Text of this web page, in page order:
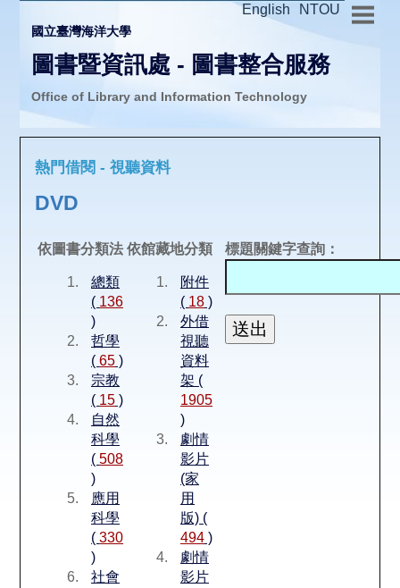
NTOU
English
國立臺灣海洋大學
圖書暨資訊處 - 圖書整合服務
Office of Library and Information Technology
推廣活動
圖書互借
線上報名
申請表單
空間借用
熱門借閱
個人借閱
熱門借閱 - 視聽資料
DVD
依圖書分類法
總類
( 136
)
哲學
( 65)
宗教
( 15)
自然
科學
( 508
)
應用
科學
( 330
)
社會
依館藏地分類
附件
( 18)
外借
視聽
資料
架 (
1905
)
劇情
影片
(家
用
版) (
494)
劇情
影片
標題關鍵字查詢：